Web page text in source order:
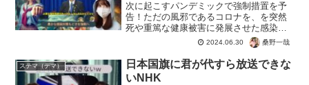
次に起こすパンデミックで強制措置を予
告！ただの風邪であるコロナを、を突然
死や重篤な健康被害に発展させた感染症
対策。世界一費用を使って、世界最悪の
感染者にまで増加。マスクに消毒ワクチ
ン行動制限と、すべてが科学的検証で効
果なし。しかし次に起こす...
2024.06.30 桑野一哉
ステマ（デマ）
日本国旗に君が代すら放送できな
いNHK